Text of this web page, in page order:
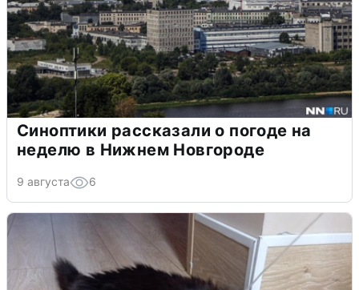
Синоптики рассказали о погоде на
неделю в Нижнем Новгороде
9 августа 6